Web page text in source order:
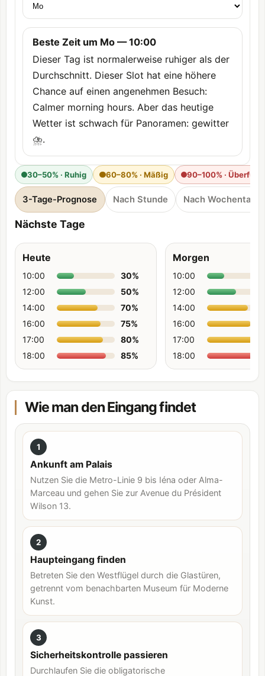
Beste Zeit um Mo — 10:00
Dieser Tag ist normalerweise ruhiger als der
Durchschnitt. Dieser Slot hat eine höhere
Chance auf einen angenehmen Besuch:
Calmer morning hours. Aber das heutige
Wetter ist schwach für Panoramen: gewitter
⛈️.
30–50% · Ruhig 60–80% · Mäßig 90–100% · Überfüllt
3-Tage-Prognose Nach Stunde Nach Wochentag
Nächste Tage
Heute
10:00 30%
12:00
50%
14:00
70%
16:00
75%
17:00
80%
18:00
85%
Morgen
10:00
12:00
14:00
16:00
17:00
18:00
Wie man den Eingang findet
1
Ankunft am Palais
Nutzen Sie die Metro-Linie 9 bis Iéna oder Alma-
Marceau und gehen Sie zur Avenue du Président
Wilson 13.
2
Haupteingang finden
Betreten Sie den Westflügel durch die Glastüren,
getrennt vom benachbarten Museum für Moderne
Kunst.
3
Sicherheitskontrolle passieren
Durchlaufen Sie die obligatorische